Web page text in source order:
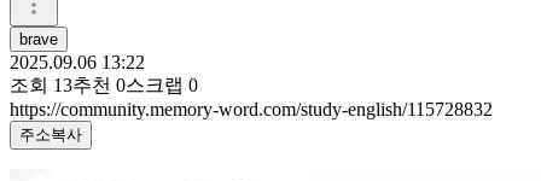
brave
2025.09.06 13:22
조회 13추천 0스크랩 0
https://community.memory-word.com/study-english/115728832
주소복사